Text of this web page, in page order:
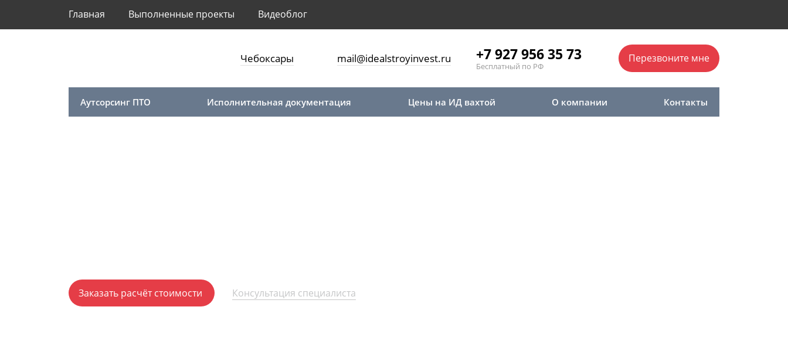
Главная Выполненные проекты Видеоблог
Чебоксары mail@idealstroyinvest.ru +7 927 956 35 73
Бесплатный по РФ
Перезвоните мне
Аутсорсинг ПТО Исполнительная документация Цены на ИД вахтой О компании Контакты
Заказать расчёт стоимости Консультация специалиста